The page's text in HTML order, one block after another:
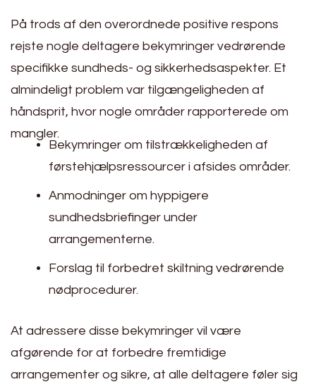
På trods af den overordnede positive respons
rejste nogle deltagere bekymringer vedrørende
specifikke sundheds- og sikkerhedsaspekter. Et
almindeligt problem var tilgængeligheden af
håndsprit, hvor nogle områder rapporterede om
mangler.
Bekymringer om tilstrækkeligheden af
førstehjælpsressourcer i afsides områder.
Anmodninger om hyppigere
sundhedsbriefinger under
arrangementerne.
Forslag til forbedret skiltning vedrørende
nødprocedurer.
At adressere disse bekymringer vil være
afgørende for at forbedre fremtidige
arrangementer og sikre, at alle deltagere føler sig